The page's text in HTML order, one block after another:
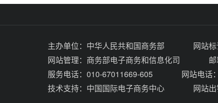
主办单位： 中华人民共和国商务部
网站
网站管理： 商务部电子商务和信息化司
服务电话：010-67011669-605
网站电话
技术支持： 中国国际电子商务中心 网站